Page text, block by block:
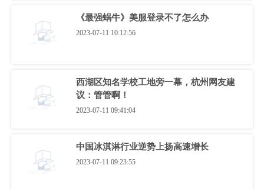
《最强蜗牛》美服登录不了怎么办
2023-07-11 10:12:56
西湖区知名学校工地旁一幕，杭州网友建
议：管管啊！
2023-07-11 09:41:04
中国冰淇淋行业逆势上扬高速增长
2023-07-11 09:23:55